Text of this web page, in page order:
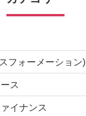
フォーメーション)
ス
イナンス